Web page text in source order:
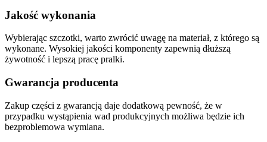
Jakość wykonania
Wybierając szczotki, warto zwrócić uwagę na materiał, z którego są
wykonane. Wysokiej jakości komponenty zapewnią dłuższą
żywotność i lepszą pracę pralki.
Gwarancja producenta
Zakup części z gwarancją daje dodatkową pewność, że w
przypadku wystąpienia wad produkcyjnych możliwa będzie ich
bezproblemowa wymiana.